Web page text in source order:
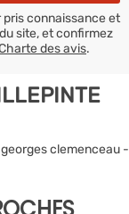
connaissance et
du site, et confirmez
des avis.
clemenceau -